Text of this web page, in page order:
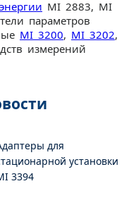
MI 2883, MI
параметров
MI 3200, MI 3202,
измерений
для
установки
3394